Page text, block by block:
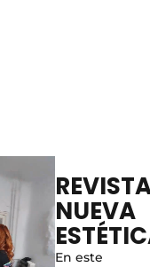
NUEVA
En este